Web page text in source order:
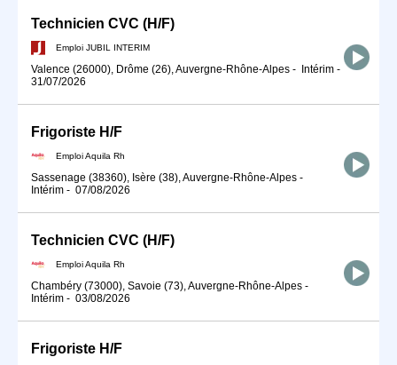
Technicien CVC (H/F)
Emploi JUBIL INTERIM
Valence (26000), Drôme (26), Auvergne-Rhône-Alpes - Intérim -
31/07/2026
Frigoriste H/F
Emploi Aquila Rh
Sassenage (38360), Isère (38), Auvergne-Rhône-Alpes -
Intérim - 07/08/2026
Technicien CVC (H/F)
Emploi Aquila Rh
Chambéry (73000), Savoie (73), Auvergne-Rhône-Alpes -
Intérim - 03/08/2026
Frigoriste H/F